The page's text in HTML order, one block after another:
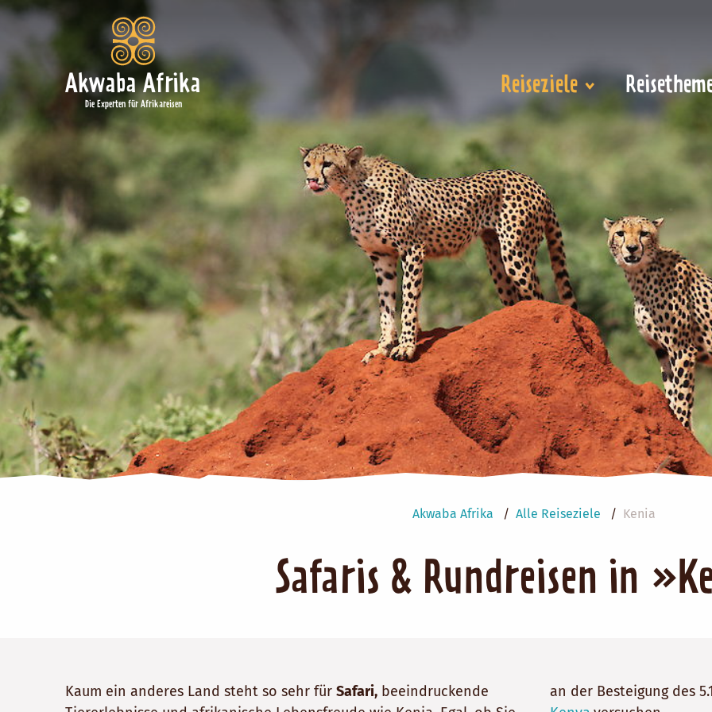
Akwaba Afrika
Die Experten für Afrikareisen
Reiseziele
Um Vimeo zu laden, benötigen wir Ihre Zustimmung für die folgende
Marketing-Cookies akzeptieren
Akwaba Afrika Alle Reiseziele Kenia
Safaris & Rundreisen in
Kaum ein anderes Land steht so sehr für Safari, beeindruckende
an der Besteigung des